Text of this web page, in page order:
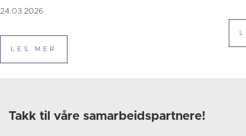
24.03.2026
Takk til våre samarbeidspartnere!